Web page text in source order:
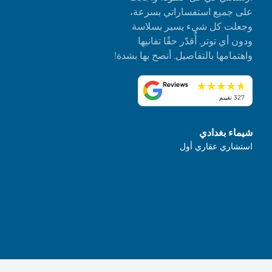
على جميع استفساراتي بسرعة،
وجعلت كل شيء يسير بسلاسة
ودون أي توتر. أُقدّر حقًا تفانيها
واهتمامها بالتفاصيل. أنصح بها بشدة!
327 تقييم
شيماء بغدادي
استشاري عقاري أول